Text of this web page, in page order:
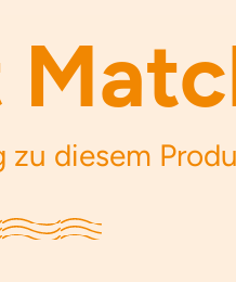
zu diesem